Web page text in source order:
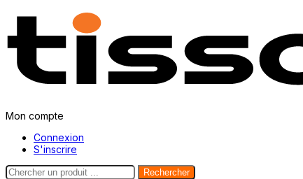
Mon compte
Connexion
S'inscrire
Rechercher